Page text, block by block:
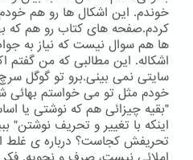
خوندم. این اشکال ها رو هم
کردم.صفحه های کتاب رو هم که
ها هم سوال نیست که نیاز به
اشکاله. این مطالبی که من گفتم
سایتی نمی بینی.برو تو گوگل
خودم مثل تو می خواستم بهائی
"بقیه چیزائی هم که نوشتی یا
اینکه با تغییر و تحریف نوشتن"
تحریفش کجاست؟ درباره ی غلط